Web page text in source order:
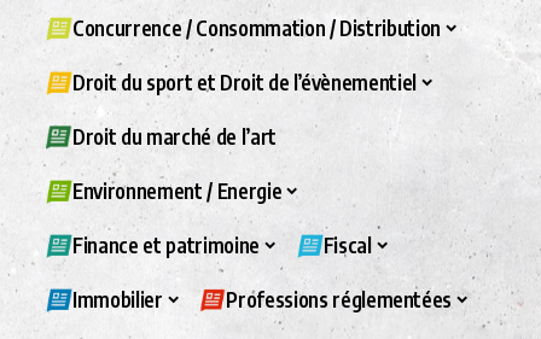
Concurrence / Consommation / Distribution
Droit du sport et Droit de l’évènementiel
Droit du marché de l’art
Environnement / Energie
Finance et patrimoine Fiscal
Immobilier Professions réglementées